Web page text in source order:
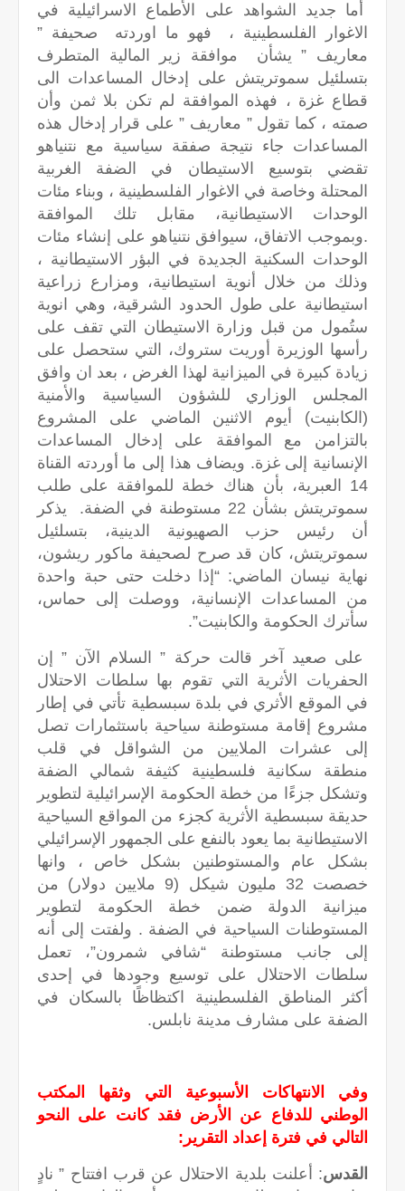
أما جديد الشواهد على الأطماع الاسرائيلية في
الاغوار الفلسطينية ، فهو ما اوردته صحيفة ”
معاريف ” يشأن موافقة زير المالية المتطرف
بتسلئيل سموتريتش على إدخال المساعدات الى
قطاع غزة ، فهذه الموافقة لم تكن بلا ثمن وأن
صمته ، كما تقول ” معاريف ” على قرار إدخال هذه
المساعدات جاء نتيجة صفقة سياسية مع نتنياهو
تقضي بتوسيع الاستيطان في الضفة الغربية
المحتلة وخاصة في الاغوار الفلسطينية ، وبناء مئات
الوحدات الاستيطانية، مقابل تلك الموافقة
.وبموجب الاتفاق، سيوافق نتنياهو على إنشاء مئات
الوحدات السكنية الجديدة في البؤر الاستيطانية ،
وذلك من خلال أنوية استيطانية، ومزارع زراعية
استيطانية على طول الحدود الشرقية، وهي انوية
ستُمول من قبل وزارة الاستيطان التي تقف على
رأسها الوزيرة أوريت ستروك، التي ستحصل على
زيادة كبيرة في الميزانية لهذا الغرض ، بعد ان وافق
المجلس الوزاري للشؤون السياسية والأمنية
(الكابنيت) أيوم الاثنين الماضي على المشروع
بالتزامن مع الموافقة على إدخال المساعدات
الإنسانية إلى غزة. ويضاف هذا إلى ما أوردته القناة
14 العبرية، بأن هناك خطة للموافقة على طلب
سموتريتش بشأن 22 مستوطنة في الضفة. يذكر
أن رئيس حزب الصهيونية الدينية، بتسلئيل
سموتريتش، كان قد صرح لصحيفة ماكور ريشون،
نهاية نيسان الماضي: “إذا دخلت حتى حبة واحدة
من المساعدات الإنسانية، ووصلت إلى حماس،
سأترك الحكومة والكابنيت”.
على صعيد آخر قالت حركة ” السلام الآن ” إن
الحفريات الأثرية التي تقوم بها سلطات الاحتلال
في الموقع الأثري في بلدة سبسطية تأتي في إطار
مشروع إقامة مستوطنة سياحية باستثمارات تصل
إلى عشرات الملايين من الشواقل في قلب
منطقة سكانية فلسطينية كثيفة شمالي الضفة
وتشكل جزءًا من خطة الحكومة الإسرائيلية لتطوير
حديقة سبسطية الأثرية كجزء من المواقع السياحية
الاستيطانية بما يعود بالنفع على الجمهور الإسرائيلي
بشكل عام والمستوطنين بشكل خاص ، وانها
خصصت 32 مليون شيكل (9 ملايين دولار) من
ميزانية الدولة ضمن خطة الحكومة لتطوير
المستوطنات السياحية في الضفة . ولفتت إلى أنه
إلى جانب مستوطنة “شافي شمرون”، تعمل
سلطات الاحتلال على توسيع وجودها في إحدى
أكثر المناطق الفلسطينية اكتظاظًا بالسكان في
الضفة على مشارف مدينة نابلس.
وفي الانتهاكات الأسبوعية التي وثقها المكتب
الوطني للدفاع عن الأرض فقد كانت على النحو
التالي في فترة إعداد التقرير:
القدس: أعلنت بلدية الاحتلال عن قرب افتتاح ” نادٍ